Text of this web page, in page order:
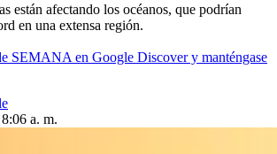
están afectando los océanos, que podrían
en una extensa región.
SEMANA en Google Discover y manténgase
a. m.